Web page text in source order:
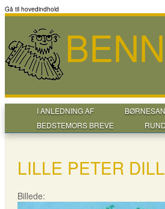
Gå til hovedindhold
I ANLEDNING AF
BEDSTEMORS BREVE
LILLE PETER
Billede: